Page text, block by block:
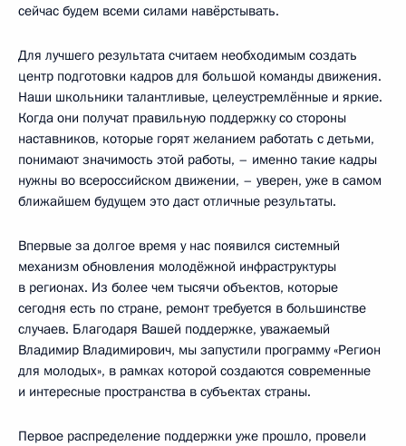
сейчас будем всеми силами навёрстывать.
Для лучшего результата считаем необходимым создать
центр подготовки кадров для большой команды движения.
Наши школьники талантливые, целеустремлённые и яркие.
Когда они получат правильную поддержку со стороны
наставников, которые горят желанием работать с детьми,
понимают значимость этой работы, – именно такие кадры
нужны во всероссийском движении, – уверен, уже в самом
ближайшем будущем это даст отличные результаты.
Впервые за долгое время у нас появился системный
механизм обновления молодёжной инфраструктуры
в регионах. Из более чем тысячи объектов, которые
сегодня есть по стране, ремонт требуется в большинстве
случаев. Благодаря Вашей поддержке, уважаемый
Владимир Владимирович, мы запустили программу «Регион
для молодых», в рамках которой создаются современные
и интересные пространства в субъектах страны.
Первое распределение поддержки уже прошло, провели